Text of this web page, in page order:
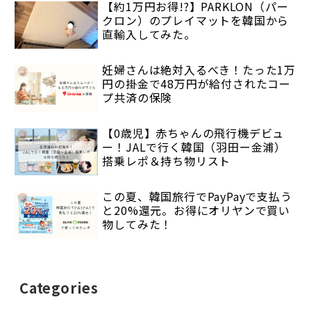
【約1万円お得!?】PARKLON（パー
クロン）のプレイマットを韓国から
直輸入してみた。
妊婦さんは絶対入るべき！たった1万
円の掛金で48万円が給付されたコー
プ共済の保険
【0歳児】赤ちゃんの飛行機デビュ
ー！JALで行く韓国（羽田ー金浦）
搭乗レポ＆持ち物リスト
この夏、韓国旅行でPayPayで支払う
と20%還元。お得にオリヤンで買い
物してみた！
Categories